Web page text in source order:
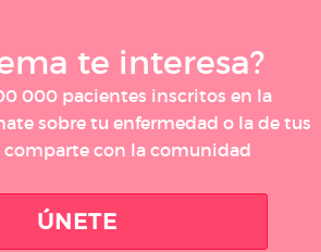
te interesa?
000 pacientes inscritos en la
sobre tu enfermedad o la de tus
comparte con la comunidad
ÚNETE